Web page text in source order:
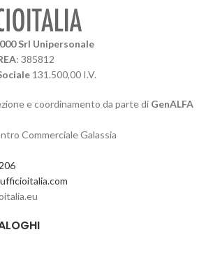
Srl Unipersonale
: 385812
131.500,00 I.V.
e coordinamento da parte di GenALFA
Commerciale Galassia